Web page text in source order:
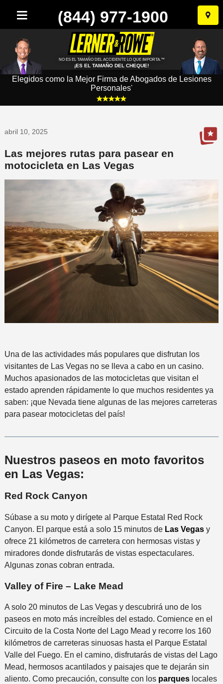
Ir
al
(844) 977-1900
NO ES EL TAMAÑO DEL ACCIDENTE LO QUE IMPORTA.™
¡ES EL TAMAÑO DEL CHEQUE!
Elegidos como la Mejor Firma de Abogados de Lesiones
Personales*
abril 10, 2025
Las mejores rutas para pasear en
motocicleta en Las Vegas
Una de las actividades más populares que disfrutan los
visitantes de Las Vegas no se lleva a cabo en un casino.
Muchos apasionados de las motocicletas que visitan el
estado aprenden rápidamente lo que muchos residentes ya
saben: ¡que Nevada tiene algunas de las mejores carreteras
para pasear motocicletas del país!
Nuestros paseos en moto favoritos
en Las Vegas:
Red Rock Canyon
Súbase a su moto y dirígete al Parque Estatal Red Rock
Canyon. El parque está a solo 15 minutos de Las Vegasy
ofrece 21 kilómetros de carretera con hermosas vistas y
miradores donde disfrutarás de vistas espectaculares.
Algunas zonas cobran entrada.
Valley of Fire – Lake Mead
A solo 20 minutos de Las Vegas y descubrirá uno de los
paseos en moto más increíbles del estado. Comience en el
Circuito de la Costa Norte del Lago Mead y recorre los 160
kilómetros de carreteras sinuosas hasta el Parque Estatal
Valle del Fuego. En el camino, disfrutarás de vistas del Lago
Mead, hermosos acantilados y paisajes que te dejarán sin
aliento. Como precaución, consulte con los parqueslocales